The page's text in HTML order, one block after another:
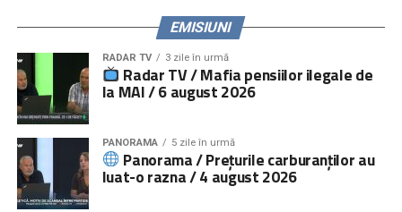
EMISIUNI
RADAR TV 3 zile în urmă
Radar TV / Mafia pensiilor ilegale de
la MAI / 6 august 2026
PANORAMA 5 zile în urmă
Panorama / Prețurile carburanților au
luat-o razna / 4 august 2026